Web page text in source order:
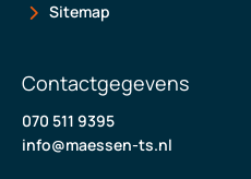
Sitemap
Contactgegevens
070 511 9395
info@maessen-ts.nl